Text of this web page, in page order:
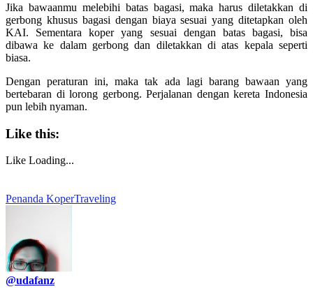
Jika bawaanmu melebihi batas bagasi, maka harus diletakkan di
gerbong khusus bagasi dengan biaya sesuai yang ditetapkan oleh
KAI. Sementara koper yang sesuai dengan batas bagasi, bisa
dibawa ke dalam gerbong dan diletakkan di atas kepala seperti
biasa.
Dengan peraturan ini, maka tak ada lagi barang bawaan yang
bertebaran di lorong gerbong. Perjalanan dengan kereta Indonesia
pun lebih nyaman.
Like this:
Like Loading...
Penanda KoperTraveling
@udafanz